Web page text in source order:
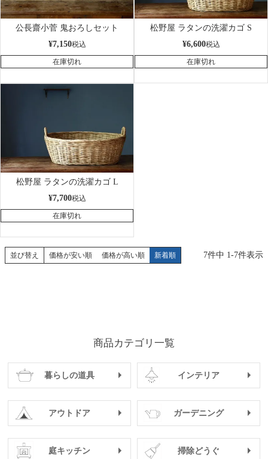
公長齋小菅 鬼おろしセット
¥7,150税込
在庫切れ
松野屋 ラタンの洗濯カゴ S
¥6,600税込
在庫切れ
松野屋 ラタンの洗濯カゴ L
¥7,700税込
在庫切れ
並び替え 価格が安い順 価格が高い順 新着順 7件中 1-7件表示
商品カテゴリ一覧
暮らしの道具 インテリア
アウトドア ガーデニング
庭キッチン 掃除どうぐ